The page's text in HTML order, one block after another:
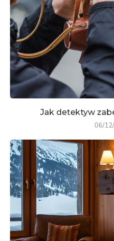
Jak detektyw
06/